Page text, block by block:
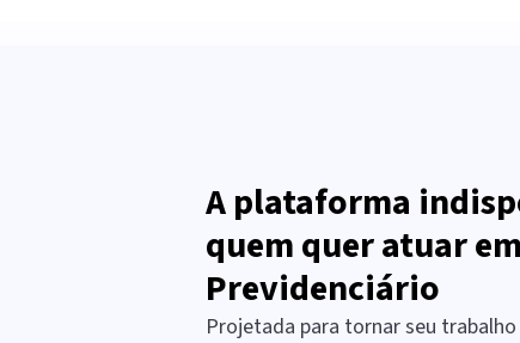
A plataforma
quem quer atuar
Previdenciário
Projetada para tornar seu